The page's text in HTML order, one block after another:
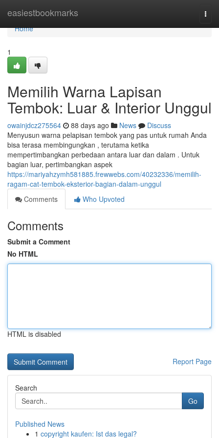
easiestbookmarks
Home
Home
1
Memilih Warna Lapisan
Tembok: Luar & Interior Unggul
owainjdcz275564 88 days ago News
Discuss
Menyusun warna pelapisan tembok yang pas untuk rumah Anda
bisa terasa membingungkan , terutama ketika
mempertimbangkan perbedaan antara luar dan dalam . Untuk
bagian luar, pertimbangkan aspek
https://mariyahzymh581885.frewwebs.com/40232336/memilih-
ragam-cat-tembok-eksterior-bagian-dalam-unggul
Comments
Who Upvoted
Comments
Submit a Comment
No HTML
HTML is disabled
Report Page
Search
Go
Published News
1 copyright kaufen: Ist das legal?